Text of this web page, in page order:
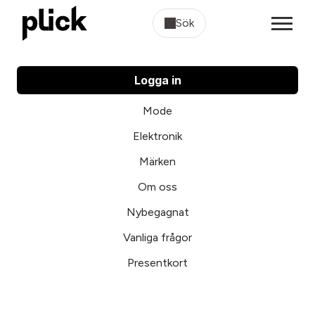
Sök
Logga in
Mode
Elektronik
Märken
Om oss
Nybegagnat
Vanliga frågor
Presentkort